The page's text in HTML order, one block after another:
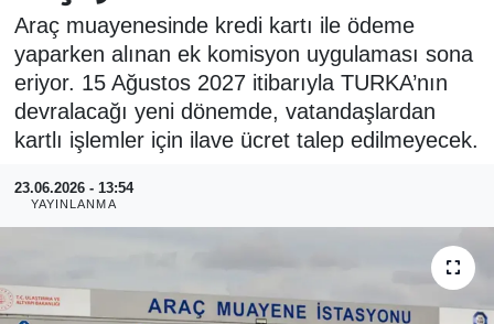
Araç muayenesinde kredi kartı ile ödeme
yaparken alınan ek komisyon uygulaması sona
eriyor. 15 Ağustos 2027 itibarıyla TURKA’nın
devralacağı yeni dönemde, vatandaşlardan
kartlı işlemler için ilave ücret talep edilmeyecek.
23.06.2026 - 13:54
YAYINLANMA
SİYASET
SPOR
ASAYİŞ
RESMİ REKLAM
Tüm Manşetler
Son Dakika Haberleri
Haber Arşivi